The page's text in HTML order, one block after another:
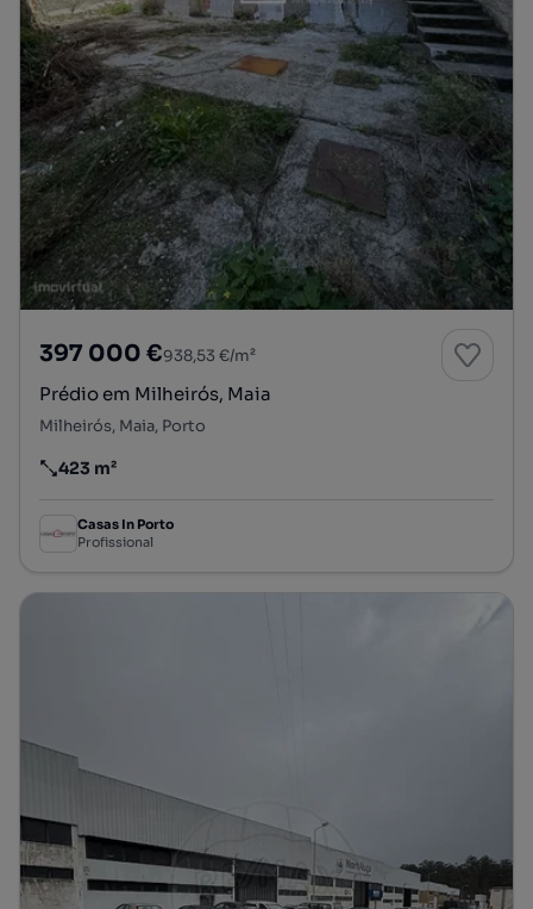
397 000 €938,53 €/m²
Prédio em Milheirós, Maia
Milheirós, Maia, Porto
Preço por metro quadrado
423 m²
Casas In Porto
Profissional